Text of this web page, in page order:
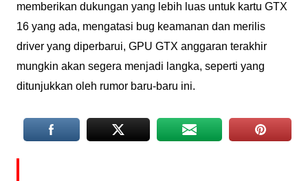
memberikan dukungan yang lebih luas untuk kartu GTX
16 yang ada, mengatasi bug keamanan dan merilis
driver yang diperbarui, GPU GTX anggaran terakhir
mungkin akan segera menjadi langka, seperti yang
ditunjukkan oleh rumor baru-baru ini.